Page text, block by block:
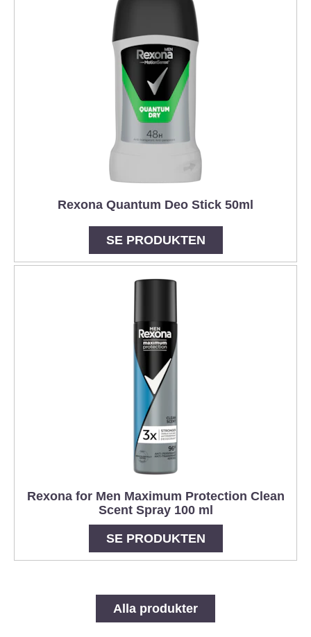
Rexona Quantum Deo Stick 50ml
SE PRODUKTEN
Rexona for Men Maximum Protection Clean
Scent Spray 100 ml
SE PRODUKTEN
Alla produkter